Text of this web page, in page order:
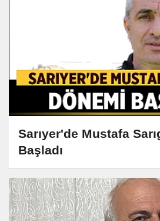
Sarıyer'de Mustafa
Başladı